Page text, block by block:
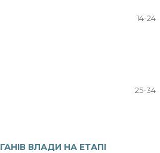
14-24
25-34
ВЛАДИ НА ЕТАПІ